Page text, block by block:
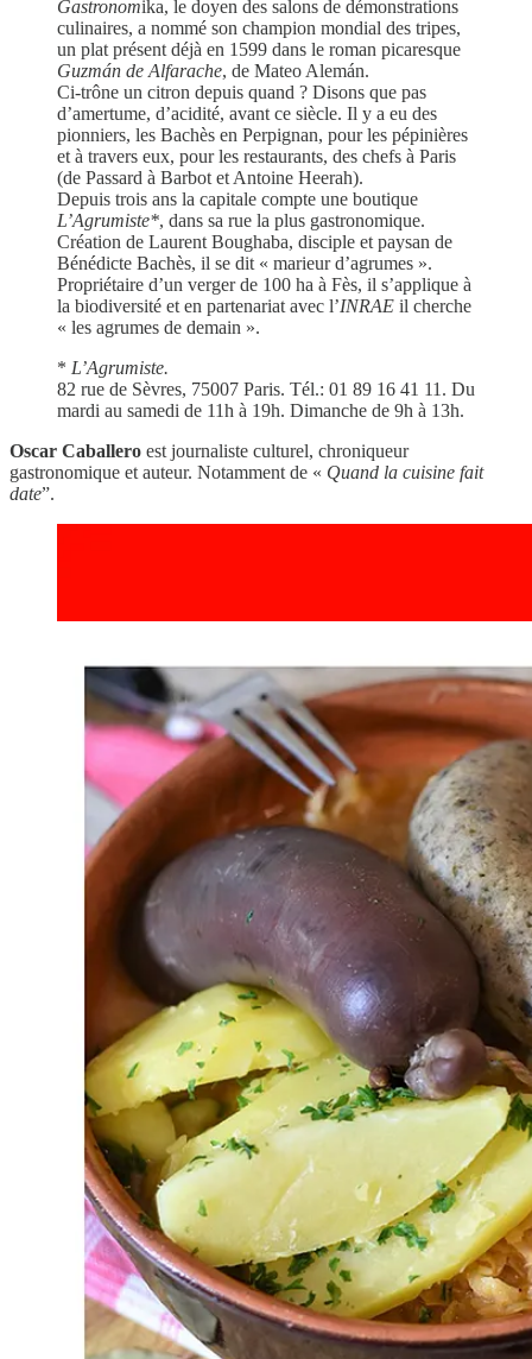
Gastronomika, le doyen des salons de démonstrations
culinaires, a nommé son champion mondial des tripes,
un plat présent déjà en 1599 dans le roman picaresque
Guzmán de Alfarache, de Mateo Alemán.
Ci-trône un citron depuis quand ? Disons que pas
d’amertume, d’acidité, avant ce siècle. Il y a eu des
pionniers, les Bachès en Perpignan, pour les pépinières
et à travers eux, pour les restaurants, des chefs à Paris
(de Passard à Barbot et Antoine Heerah).
Depuis trois ans la capitale compte une boutique
L’Agrumiste*, dans sa rue la plus gastronomique.
Création de Laurent Boughaba, disciple et paysan de
Bénédicte Bachès, il se dit « marieur d’agrumes ».
Propriétaire d’un verger de 100 ha à Fès, il s’applique à
la biodiversité et en partenariat avec l’INRAE il cherche
« les agrumes de demain ».
* L’Agrumiste.
82 rue de Sèvres, 75007 Paris. Tél.: 01 89 16 41 11. Du
mardi au samedi de 11h à 19h. Dimanche de 9h à 13h.
Oscar Caballero est journaliste culturel, chroniqueur
gastronomique et auteur. Notamment de « Quand la cuisine fait
date”.